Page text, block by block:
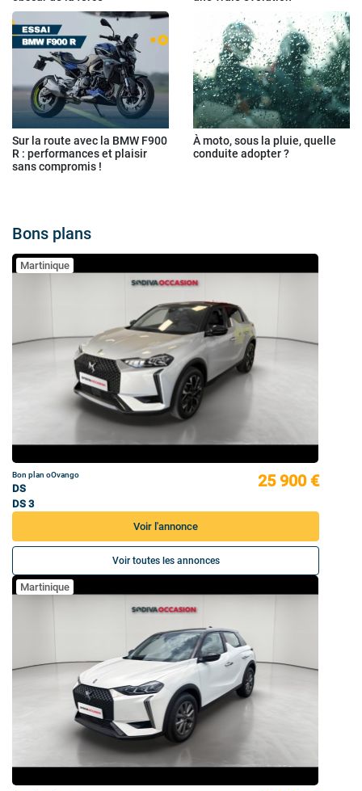
Sur la route avec la BMW F900
R : performances et plaisir
sans compromis !
À moto, sous la pluie, quelle
conduite adopter ?
Bons plans
Martinique
Bon plan oOvango
DS
DS 3
25 900 €
Voir l'annonce
Voir toutes les annonces
Martinique